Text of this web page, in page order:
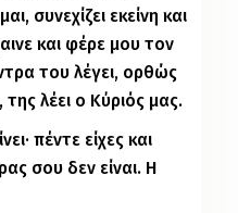
συνεχίζει εκείνη και
και φέρε μου τον
του λέγει, ορθώς
της λέει ο Κύριός μας.
πέντε είχες και
σου δεν είναι. Η